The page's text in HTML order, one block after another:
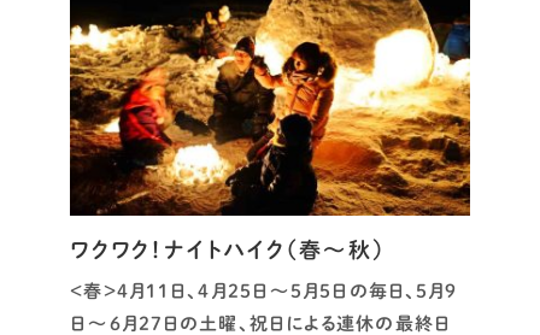
ワクワク！ナイトハイク（春～秋）
<春>4月11日、4月25日～5月5日の毎日、5月9
日～6月27日の土曜、祝日による連休の最終日